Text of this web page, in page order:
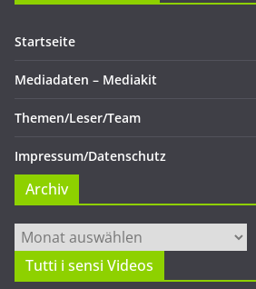
Startseite
Mediadaten – Mediakit
Themen/Leser/Team
Impressum/Datenschutz
Archiv
Archiv
Tutti i sensi Videos